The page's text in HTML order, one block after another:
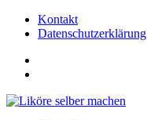
Kontakt
Datenschutzerklärung